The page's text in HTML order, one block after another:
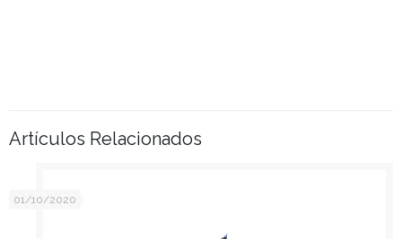
Artículos Relacionados
01/10/2020